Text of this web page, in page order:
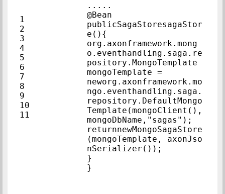
1
2
3
4
5
6
7
8
9
10
11
.....
@Bean
publicSagaStoresagaStor
e(){
org.axonframework.mong
o.eventhandling.saga.re
pository.MongoTemplate
neworg.axonframework.mo
ngo.eventhandling.saga.
repository.DefaultMongo
Template(mongoClient(),
returnnewMongoSagaStore
(mongoTemplate, axonJso
}
}